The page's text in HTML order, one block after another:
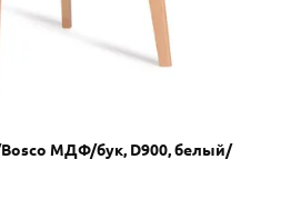
МДФ/бук, D900, белый/